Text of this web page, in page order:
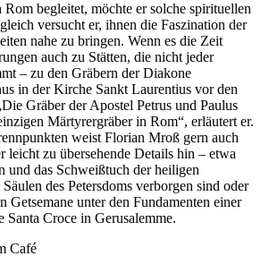
begleitet, möchte er solche spirituellen
versucht er, ihnen die Faszination der
nahe zu bringen. Wenn es die Zeit
auch zu Stätten, die nicht jeder
– zu den Gräbern der Diakone
in der Kirche Sankt Laurentius vor den
Gräber der Apostel Petrus und Paulus
Märtyrergräber in Rom“, erläutert er.
weist Florian Mroß gern auch
leicht zu übersehende Details hin – etwa
und das Schweißtuch der heiligen
des Petersdoms verborgen sind oder
Getsemane unter den Fundamenten einer
Croce in Gerusalemme.